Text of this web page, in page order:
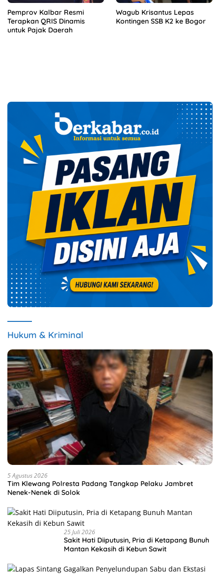
Pemprov Kalbar Resmi
Terapkan QRIS Dinamis
untuk Pajak Daerah
Wagub Krisantus Lepas
Kontingen SSB K2 ke Bogor
Hukum & Kriminal
5 Agustus 2026
Tim Klewang Polresta Padang Tangkap Pelaku Jambret
Nenek-Nenek di Solok
25 Juli 2026
Sakit Hati Diiputusin, Pria di Ketapang Bunuh
Mantan Kekasih di Kebun Sawit